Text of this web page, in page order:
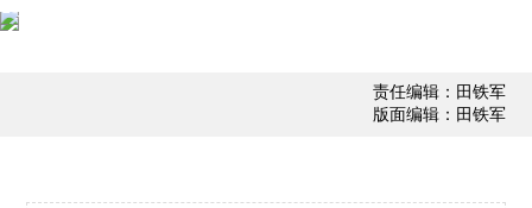
责任编辑：田铁军
版面编辑：田铁军